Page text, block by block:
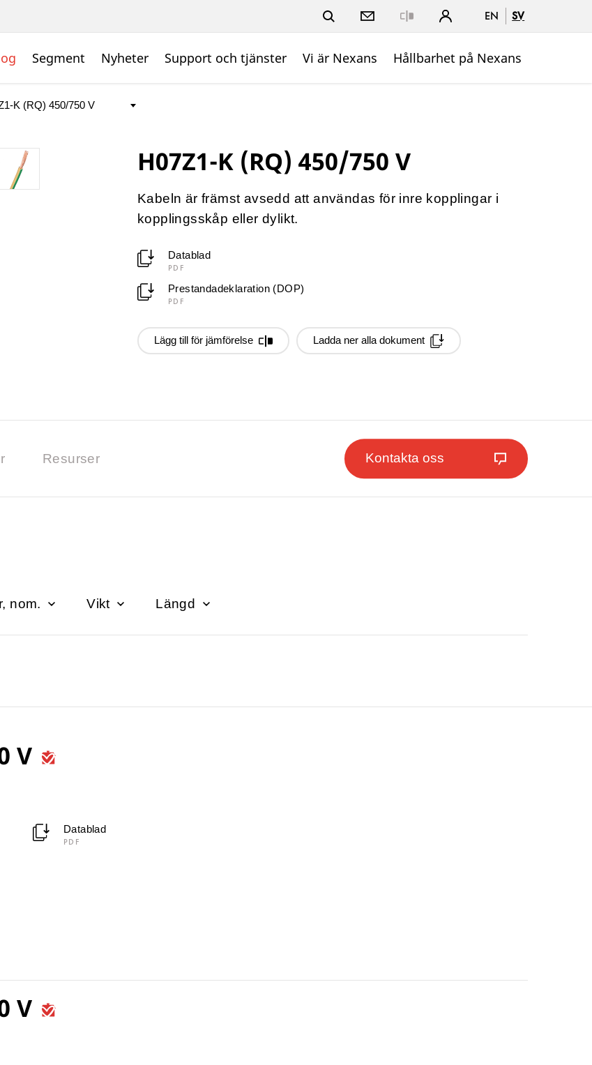
EN SV
Segment Nyheter Support och tjänster Vi är Nexans Hållbarhet på Nexans
H07Z1-K (RQ) 450/750 V
Kabeln är främst avsedd att användas för inre kopplingar i
kopplingsskåp eller dylikt.
Datablad
PDF
Prestandadeklaration (DOP)
PDF
Lägg till för jämförelse Ladda ner alla dokument
Resurser Kontakta oss
nom. Vikt Längd
V
Datablad
PDF
V